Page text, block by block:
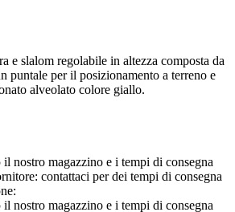
e slalom regolabile in altezza composta da
puntale per il posizionamento a terreno e
alveolato colore giallo.
nostro magazzino e i tempi di consegna
contattaci per dei tempi di consegna
nostro magazzino e i tempi di consegna